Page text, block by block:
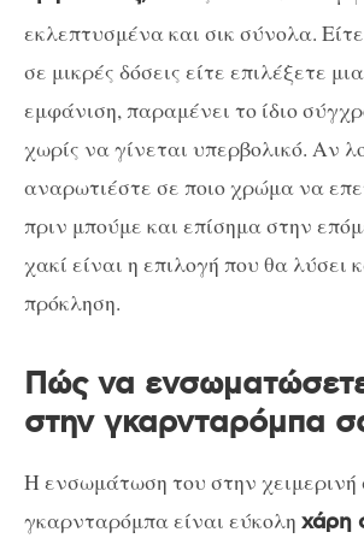
εκλεπτυσμένα και σικ σύνολα.
σε μικρές δόσεις είτε επιλέξετε
εμφάνιση, παραμένει το ίδιο
χωρίς να γίνεται υπερβολικό. Αν
αναρωτιέστε σε ποιο χρώμα να
πριν μπούμε και επίσημα στην
χακί είναι η επιλογή που θα λύσει
πρόκληση.
Πώς να
στην γκαρνταρόμπα
Η ενσωμάτωση του στην χειμερινή
γκαρνταρόμπα είναι εύκολη χάρη